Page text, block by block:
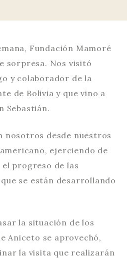
Fundación Mamoré
sorpresa. Nos visitó
y colaborador de la
de Bolivia y que vino a
Sebastián.
nosotros desde nuestros
ejerciendo de
progreso de las
se están desarrollando
la situación de los
Aniceto se aprovechó,
la visita que realizarán